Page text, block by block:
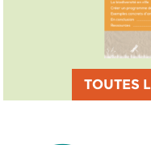
TOUTES